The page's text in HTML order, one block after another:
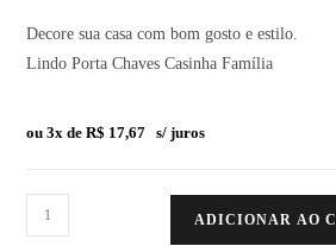
Decore sua casa com bom gosto e estilo.
Lindo Porta Chaves Casinha Família
ou 3x deR$ 17,67 s/ juros
ADICIONAR AO